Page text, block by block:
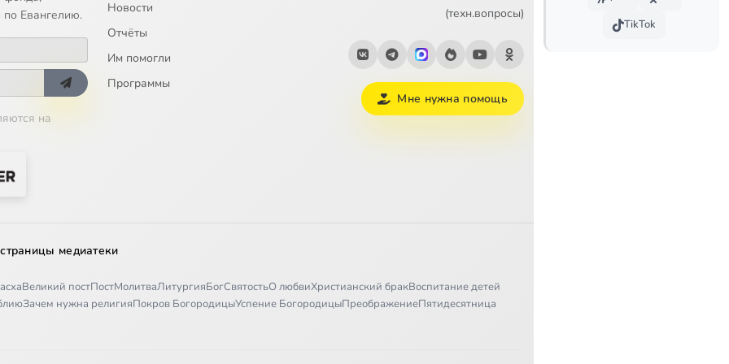
в редакции Е.Данилова) 3:50
Евангелию.
на
Новости
Отчёты
Им помогли
Программы
(техн.вопросы)
Мне нужна помощь
медиатеки
Великий постПостМолитваЛитургияБогСвятостьО любвиХристианский бракВоспитание детей
Зачем нужна религияПокров БогородицыУспение БогородицыПреображениеПятидесятница
TikTok